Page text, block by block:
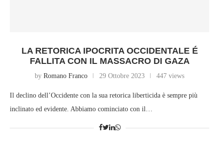
LA RETORICA IPOCRITA OCCIDENTALE É
FALLITA CON IL MASSACRO DI GAZA
by Romano Franco 29 Ottobre 2023 447 views
Il declino dell’Occidente con la sua retorica liberticida è sempre più
inclinato ed evidente. Abbiamo cominciato con il…